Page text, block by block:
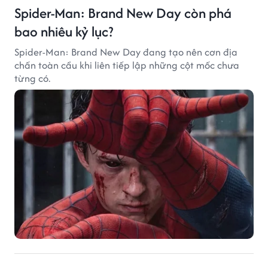
Spider-Man: Brand New Day còn phá
bao nhiêu kỷ lục?
Spider-Man: Brand New Day đang tạo nên cơn địa
chấn toàn cầu khi liên tiếp lập những cột mốc chưa
từng có.